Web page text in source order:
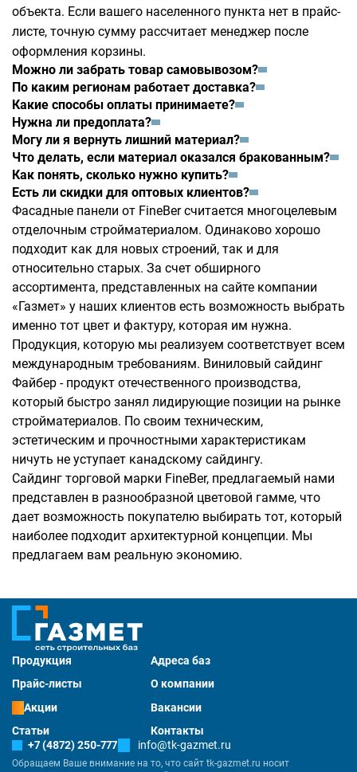
объекта. Если вашего населенного пункта нет в прайс-
листе, точную сумму рассчитает менеджер после
оформления корзины.
Можно ли забрать товар самовывозом?
По каким регионам работает доставка?
Какие способы оплаты принимаете?
Нужна ли предоплата?
Могу ли я вернуть лишний материал?
Что делать, если материал оказался бракованным?
Как понять, сколько нужно купить?
Есть ли скидки для оптовых клиентов?
Фасадные панели от FineBer считается многоцелевым
отделочным стройматериалом. Одинаково хорошо
подходит как для новых строений, так и для
относительно старых. За счет обширного
ассортимента, представленных на сайте компании
«Газмет» у наших клиентов есть возможность выбрать
именно тот цвет и фактуру, которая им нужна.
Продукция, которую мы реализуем соответствует всем
международным требованиям. Виниловый сайдинг
Файбер - продукт отечественного производства,
который быстро занял лидирующие позиции на рынке
стройматериалов. По своим техническим,
эстетическим и прочностными характеристикам
ничуть не уступает канадскому сайдингу.
Сайдинг торговой марки FineBer, предлагаемый нами
представлен в разнообразной цветовой гамме, что
дает возможность покупателю выбирать тот, который
наиболее подходит архитектурной концепции. Мы
предлагаем вам реальную экономию.
Продукция
Адреса баз
Прайс-листы
О компании
Акции
Вакансии
Статьи
Контакты
+7 (4872) 250-777
info@tk-gazmet.ru
Обращаем Ваше внимание на то, что сайт tk-gazmet.ru носит